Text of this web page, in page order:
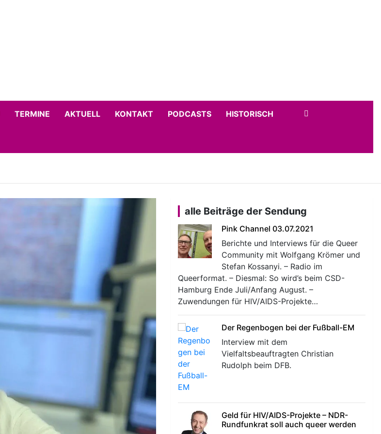
TERMINE AKTUELL KONTAKT PODCASTS HISTORISCH
alle Beiträge der Sendung
Pink Channel 03.07.2021
Berichte und Interviews für die Queer
Community mit Wolfgang Krömer und
Stefan Kossanyi. – Radio im
Queerformat. – Diesmal: So wird’s beim CSD-
Hamburg Ende Juli/Anfang August. –
Zuwendungen für HIV/AIDS-Projekte…
Der Regenbogen bei der Fußball-EM
Interview mit dem
Vielfaltsbeauftragten Christian
Rudolph beim DFB.
Geld für HIV/AIDS-Projekte – NDR-
Rundfunkrat soll auch queer werden